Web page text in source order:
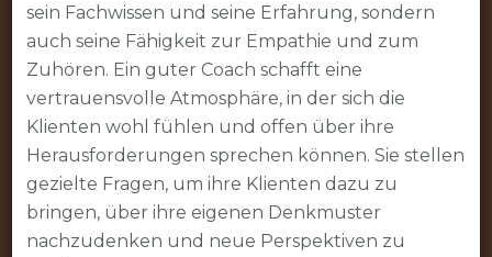
sein Fachwissen und seine Erfahrung, sondern
auch seine Fähigkeit zur Empathie und zum
Zuhören. Ein guter Coach schafft eine
vertrauensvolle Atmosphäre, in der sich die
Klienten wohl fühlen und offen über ihre
Herausforderungen sprechen können. Sie stellen
gezielte Fragen, um ihre Klienten dazu zu
bringen, über ihre eigenen Denkmuster
nachzudenken und neue Perspektiven zu